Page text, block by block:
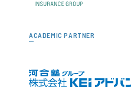
ACADEMIC PARTNER